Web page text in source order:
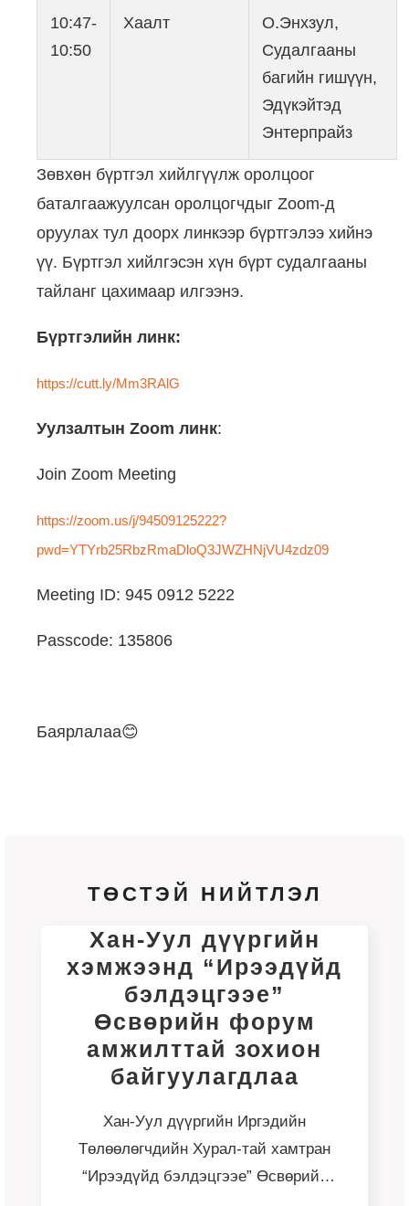
10:47-
10:50
Хаалт
О.Энхзул,
Судалгааны
багийн гишүүн,
Эдүкэйтэд
Энтерпрайз
Зөвхөн бүртгэл хийлгүүлж оролцоог
баталгаажуулсан оролцогчдыг Zoom-д
оруулах тул доорх линкээр бүртгэлээ хийнэ
үү. Бүртгэл хийлгэсэн хүн бүрт судалгааны
тайланг цахимаар илгээнэ.
Бүртгэлийн линк:
https://cutt.ly/Mm3RAlG
Уулзалтын Zoom линк:
Join Zoom Meeting
https://zoom.us/j/94509125222?
pwd=YTYrb25RbzRmaDloQ3JWZHNjVU4zdz09
Meeting ID: 945 0912 5222
Passcode: 135806
Баярлалаа😊
ТӨСТЭЙ НИЙТЛЭЛ
Хан-Уул дүүргийн
хэмжээнд “Ирээдүйд
бэлдэцгээе”
Өсвөрийн форум
амжилттай зохион
байгуулагдлаа
Хан-Уул дүүргийн Иргэдийн
Төлөөлөгчдийн Хурал-тай хамтран
“Ирээдүйд бэлдэцгээе” Өсвөрийн